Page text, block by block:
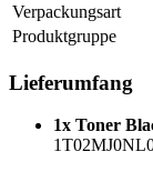
Verpackungsart
Produktgruppe
Lieferumfang
1x Toner